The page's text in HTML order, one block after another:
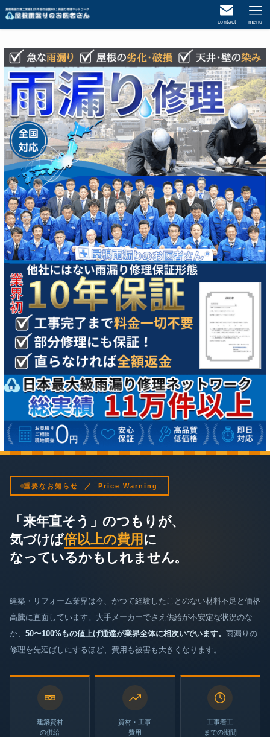
contact menu
重要なお知らせ ／ Price Warning
「来年直そう」のつもりが、
気づけば倍以上の費用 に
なっているかもしれません。
建築・リフォーム業界は今、かつて経験したことのない材料不足と価格
高騰に直面しています。大手メーカーでさえ供給が不安定な状況のな
か、 50〜100%もの値上げ通達が業界全体に相次いでいます。 雨漏りの
修理を先延ばしにするほど、費用も被害も大きくなります。
建築資材
の供給
資材・工事
費用
工事着工
までの期間